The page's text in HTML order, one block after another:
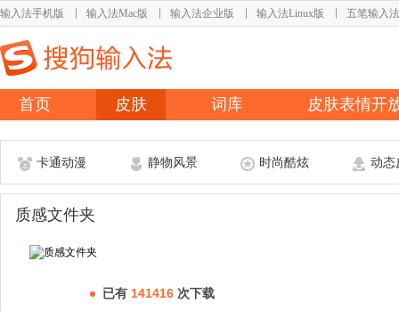
输入法手机版 输入法Mac版 输入法企业版 输入法Linux版 五笔输入法
首页 皮肤 词库 皮肤表情开
卡通动漫 静物风景 时尚酷炫 动态
质感文件夹
已有 141416 次下载